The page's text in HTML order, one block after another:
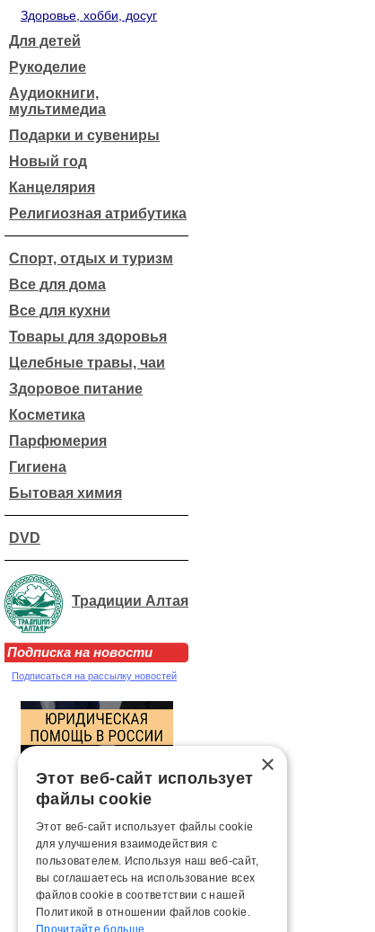
Здоровье, хобби, досуг
Для детей
Рукоделие
Аудиокниги,
мультимедиа
Подарки и сувениры
Новый год
Канцелярия
Религиозная атрибутика
Спорт, отдых и туризм
Все для дома
Все для кухни
Товары для здоровья
Целебные травы, чаи
Здоровое питание
Косметика
Парфюмерия
Гигиена
Бытовая химия
DVD
Традиции Алтая
Подписка на новости
Подписаться на рассылку новостей
×
Этот веб-сайт использует
файлы cookie
Этот веб-сайт использует файлы cookie
для улучшения взаимодействия с
пользователем. Используя наш веб-сайт,
вы соглашаетесь на использование всех
файлов cookie в соответствии с нашей
Политикой в ​​отношении файлов cookie.
Прочитайте больше